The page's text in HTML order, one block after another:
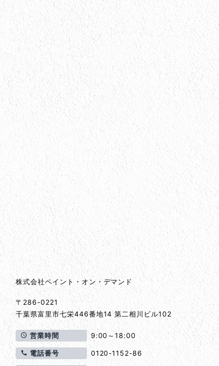
会社情報とサイトマップ
会社情報
株式会社ペイント・オン・デマンド
〒286-0221
千葉県富里市七栄446番地14 第二相川ビル102
営業時間 9:00～18:00
電話番号 0120-1152-86